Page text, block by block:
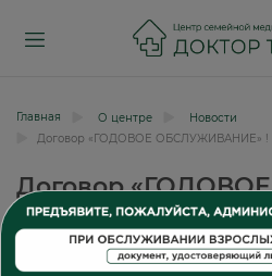
Главная О центре
Новости
Договор «ГОДОВОЕ ОБСЛУЖИВАНИЕ» !
Договор «ГОДОВОЕ
ОБСЛУЖИВАНИЕ» !